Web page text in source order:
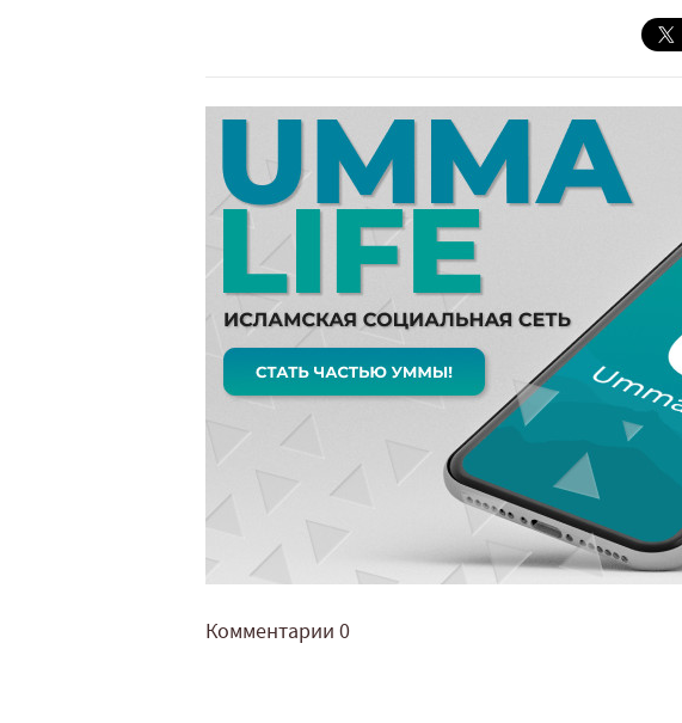
Комментарии 0